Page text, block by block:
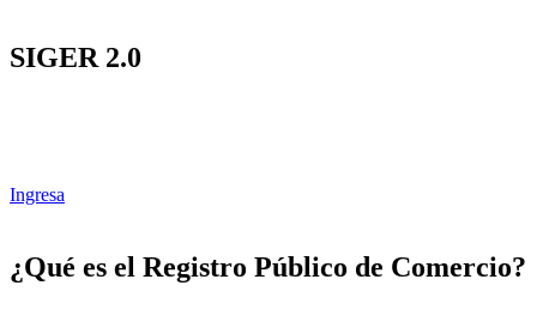
SIGER 2.0
Ingresa
¿Qué es el Registro Público de Comercio?